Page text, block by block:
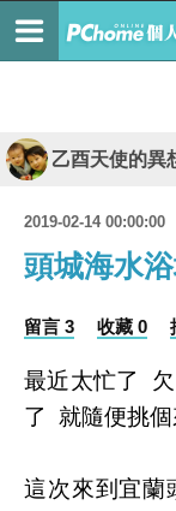
乙酉天使的異
2019-02-14 00:00:00
頭城海水
留言 3 收藏 0
最近太忙了
了 就隨便挑
這次來到宜蘭